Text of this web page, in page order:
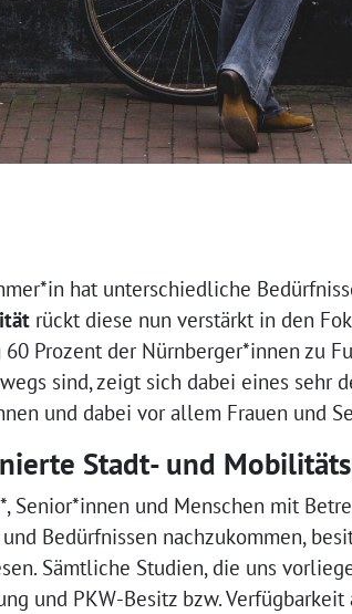
hat unterschiedliche
rückt diese nun verstärkt in den
60 Prozent der Nürnberger*innen zu
sind, zeigt sich dabei eines sehr
und dabei vor allem Frauen und
Stadt- und
Senior*innen und Menschen mit
Bedürfnissen nachzukommen,
Sämtliche Studien, die uns
und PKW-Besitz bzw.